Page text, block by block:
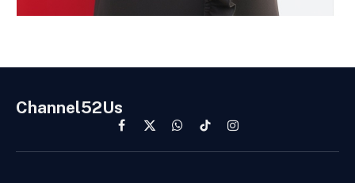
Channel52Us
Facebook
X
(Twitter)
WhatsApp
TikTokInstagram